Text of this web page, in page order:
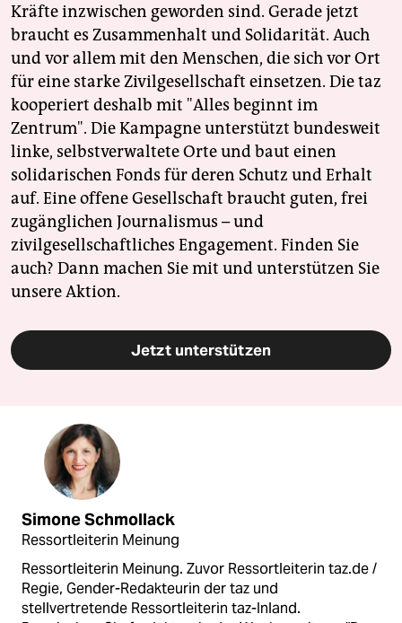
Kräfte inzwischen geworden sind. Gerade jetzt
braucht es Zusammenhalt und Solidarität. Auch
und vor allem mit den Menschen, die sich vor Ort
für eine starke Zivilgesellschaft einsetzen. Die taz
kooperiert deshalb mit "Alles beginnt im
Zentrum". Die Kampagne unterstützt bundesweit
linke, selbstverwaltete Orte und baut einen
solidarischen Fonds für deren Schutz und Erhalt
auf. Eine offene Gesellschaft braucht guten, frei
zugänglichen Journalismus – und
zivilgesellschaftliches Engagement. Finden Sie
auch? Dann machen Sie mit und unterstützen Sie
unsere Aktion.
Jetzt unterstützen
Simone Schmollack
Ressortleiterin Meinung
Ressortleiterin Meinung. Zuvor Ressortleiterin taz.de /
Regie, Gender-Redakteurin der taz und
stellvertretende Ressortleiterin taz-Inland.